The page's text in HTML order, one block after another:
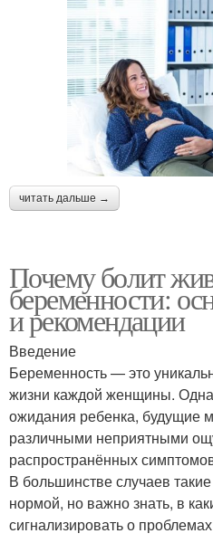
читать дальше →
Почему болит
беременности:
и рекомендации
Введение
Беременность — это
жизни каждой женщины.
ожидания ребенка, будущие
различными неприятными
распространённых
В большинстве случаев
нормой, но важно знать, в
сигнализировать о